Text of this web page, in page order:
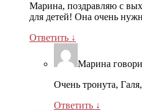
Марина, поздравляю с
для детей! Она очень
Ответить ↓
Марина
Очень тронута,
Ответить ↓